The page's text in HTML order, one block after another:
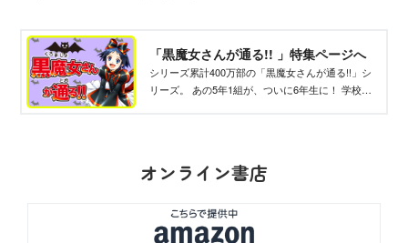
「黒魔女さんが通る!! 」特集ページへ
シリーズ累計400万部の「黒魔女さんが通る!!」シ
リーズ。 あの5年1組が、ついに6年生に！ 学校で
オンライン書店